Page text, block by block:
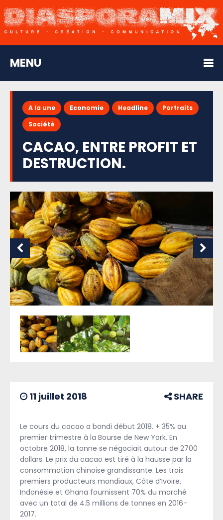
MENU
A la une Economie Headline
Portraits
Société
CACAO, ENTRE PROFIT ET
DESTRUCTION.
11 juillet 2018 SHARE
Le cours du cacao a bondi début 2018. + 35% au
premier trimestre à la Bourse de New York. En
octobre 2018, la tonne se négociait autour de 2700
dollars. Le prix du cacao est tiré à la hausse par la
consommation chinoise grandissante. Les trois
premiers producteurs mondiaux, Côte d’Ivoire,
Indonésie et Ghana fournissent 70% du marché
avec un total de 4.5 millions de tonnes en 2016-
2017.